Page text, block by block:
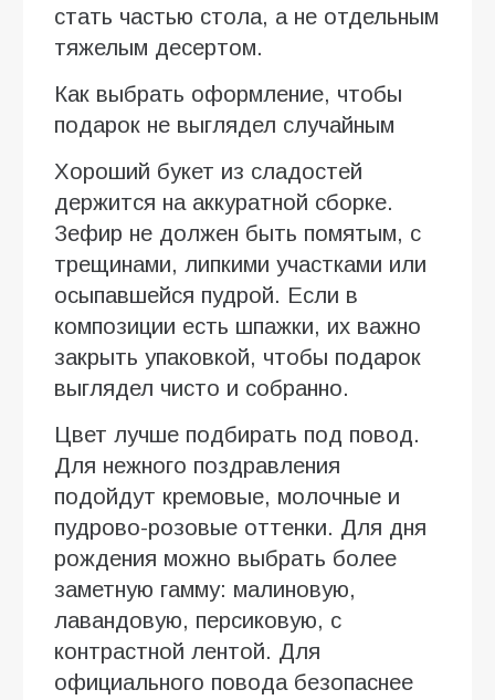
стать частью стола, а не отдельным
тяжелым десертом.
Как выбрать оформление, чтобы
подарок не выглядел случайным
Хороший букет из сладостей
держится на аккуратной сборке.
Зефир не должен быть помятым, с
трещинами, липкими участками или
осыпавшейся пудрой. Если в
композиции есть шпажки, их важно
закрыть упаковкой, чтобы подарок
выглядел чисто и собранно.
Цвет лучше подбирать под повод.
Для нежного поздравления
подойдут кремовые, молочные и
пудрово-розовые оттенки. Для дня
рождения можно выбрать более
заметную гамму: малиновую,
лавандовую, персиковую, с
контрастной лентой. Для
официального повода безопаснее